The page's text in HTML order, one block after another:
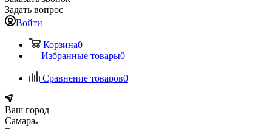
Задать вопрос
Войти
Корзина0
Избранные товары0
Сравнение товаров0
Ваш город
Самара